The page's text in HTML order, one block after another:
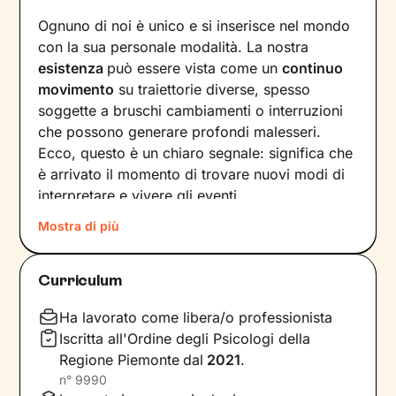
Ognuno di noi è unico e si inserisce nel mondo
con la sua personale modalità. La nostra
esistenza può essere vista come uncontinuo
movimento su traiettorie diverse, spesso
soggette a bruschi cambiamenti o interruzioni
che possono generare profondi malesseri.
Ecco, questo è un chiaro segnale: significa che
è arrivato il momento di trovare nuovi modi di
interpretare e vivere gli eventi.
Come farlo? Raccontando la nostra storia alla
ricerca di ciò che non ci rappresenta più, e
individuando
nuova strada che ci consente di affrontare
situazioni, relazioni ed emozioni in armonia con
i nostri bisogni e desideri più profondi.
Mostra di più
Curriculum
Ha lavorato come libera/o professionista
Iscritta all'Ordine degli Psicologi della
Regione Piemonte dal 2021.
n° 9990